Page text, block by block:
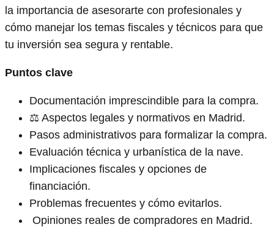
la importancia de asesorarte con profesionales y
cómo manejar los temas fiscales y técnicos para que
tu inversión sea segura y rentable.
Puntos clave
Documentación imprescindible para la compra.
⚖️ Aspectos legales y normativos en Madrid.
Pasos administrativos para formalizar la compra.
Evaluación técnica y urbanística de la nave.
Implicaciones fiscales y opciones de
financiación.
Problemas frecuentes y cómo evitarlos.
️ Opiniones reales de compradores en Madrid.